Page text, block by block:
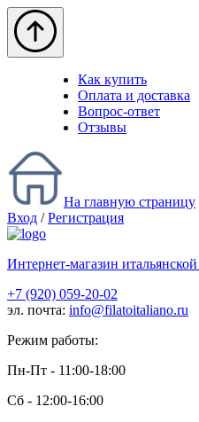
Как купить
Оплата и доставка
Вопрос-ответ
Отзывы
На главную страницу
Вход /Регистрация
Интернет-магазин
+7 (920) 059-20-02
эл. почта: info@filatoitaliano.ru
Режим работы:
Пн-Пт - 11:00-18:00
Сб - 12:00-16:00